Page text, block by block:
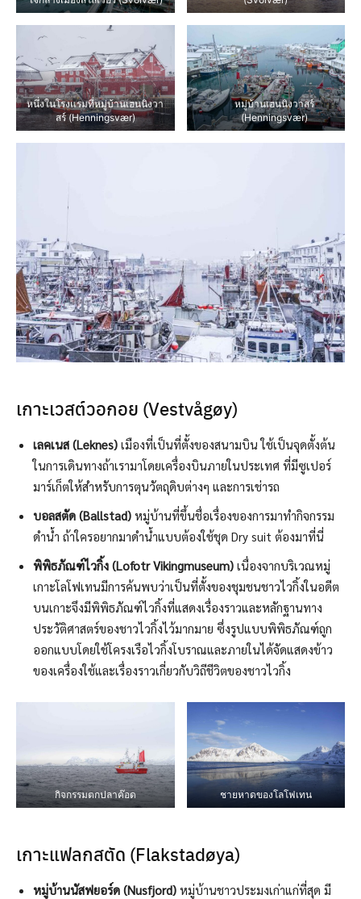
หนึ่งในโรงแรมที่หมู่บ้านเฮนนิงวา
สร์ (Henningsvær)
หมู่บ้านเฮนนิงวาสร์
(Henningsvær)
เกาะเวสต์วอกอย (Vestvågøy)
เลคเนส (Leknes) เมืองที่เป็นที่ตั้งของสนามบิน ใช้เป็นจุดตั้งต้น
ในการเดินทางถ้าเรามาโดยเครื่องบินภายในประเทศ ที่มีซูเปอร์
มาร์เก็ตให้สำหรับการตุนวัตถุดิบต่างๆ และการเช่ารถ
บอลสตัด (Ballstad) หมู่บ้านที่ขึ้นชื่อเรื่องของการมาทำกิจกรรม
ดำน้ำ ถ้าใครอยากมาดำน้ำแบบต้องใช้ชุด Dry suit ต้องมาที่นี่
พิพิธภัณฑ์ไวกิ้ง (Lofotr Vikingmuseum) เนื่องจากบริเวณหมู่
เกาะโลโฟเทนมีการค้นพบว่าเป็นที่ตั้งของชุมชนชาวไวกิ้งในอดีต
บนเกาะจึงมีพิพิธภัณฑ์ไวกิ้งที่แสดงเรื่องราวและหลักฐานทาง
ประวัติศาสตร์ของชาวไวกิ้งไว้มากมาย ซึ่งรูปแบบพิพิธภัณฑ์ถูก
ออกแบบโดยใช้โครงเรือไวกิ้งโบราณและภายในได้จัดแสดงข้าว
ของเครื่องใช้และเรื่องราวเกี่ยวกับวิถีชีวิตของชาวไวกิ้ง
กิจกรรมตกปลาค๊อด ชายหาดของโลโฟเทน
เกาะแฟลกสตัด (Flakstadøya)
หมู่บ้านนัสฟยอร์ด (Nusfjord) หมู่บ้านชาวประมงเก่าแก่ที่สุด มี